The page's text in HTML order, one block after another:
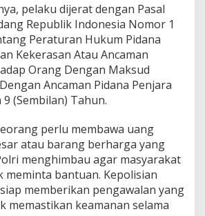
pelaku dijerat dengan Pasal
Republik Indonesia Nomor 1
Peraturan Hukum Pidana
Kekerasan Atau Ancaman
Orang Dengan Maksud
Ancaman Pidana Penjara
(Sembilan) Tahun.
perlu membawa uang
atau barang berharga yang
menghimbau agar masyarakat
bantuan. Kepolisian
memberikan pengawalan yang
memastikan keamanan selama